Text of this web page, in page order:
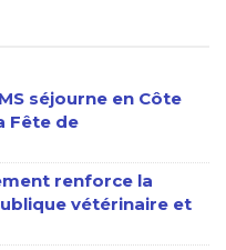
séjourne en Côte
Fête de
renforce la
vétérinaire et